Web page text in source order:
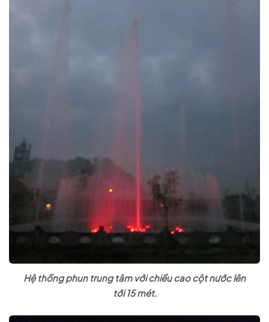
Hệ thống phun trung tâm với chiều cao cột nước lên
tới 15 mét.